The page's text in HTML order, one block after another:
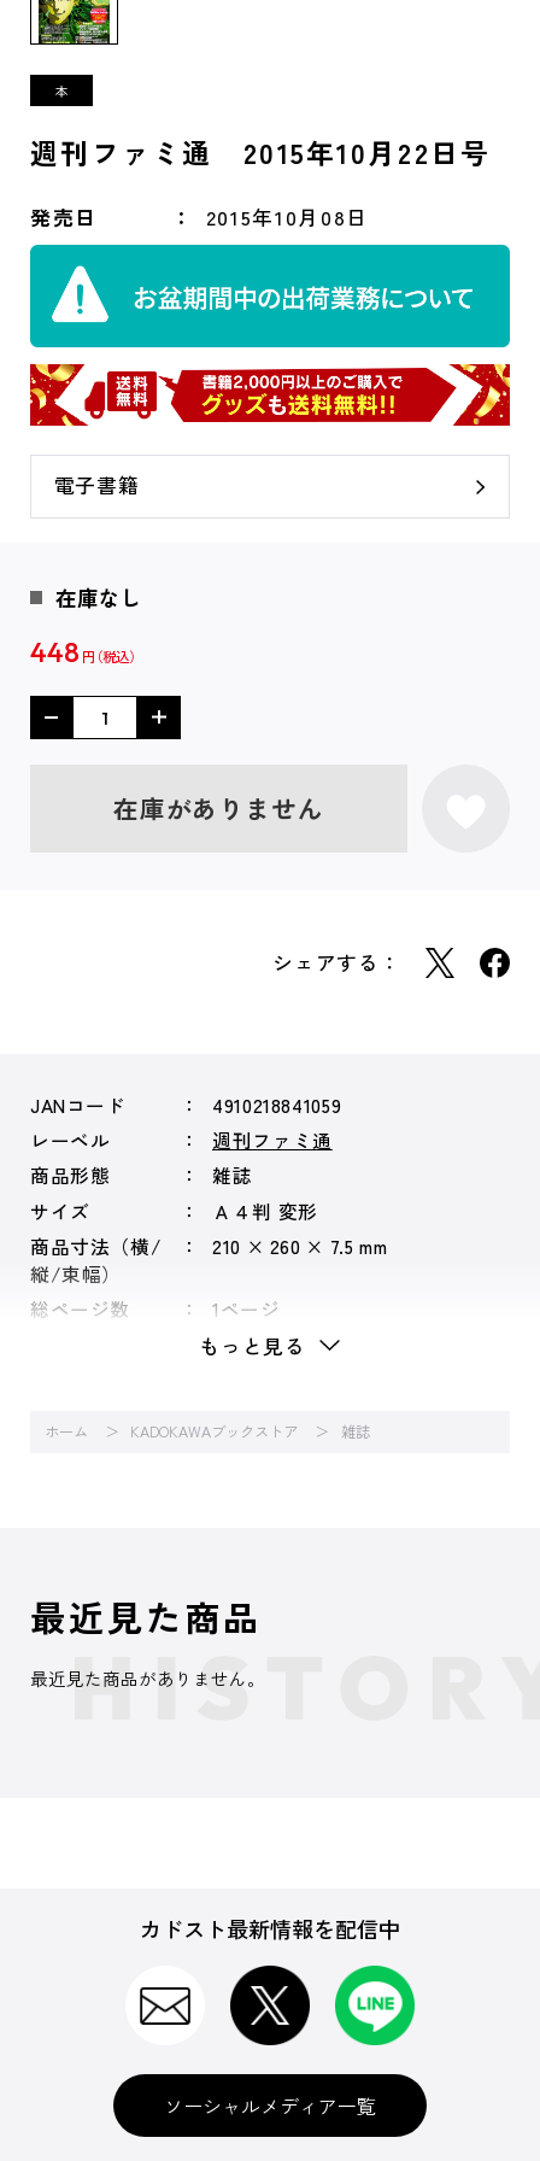
週刊ファミ通 2015年10月22日号
発売日 2015年10月08日
電子書籍
在庫なし
448 円
在庫がありません
シェアする：
JANコード
4910218841059
レーベル
週刊ファミ通
商品形態
雑誌
サイズ
Ａ４判 変形
商品寸法（横/
縦/束幅）
210 × 260 × 7.5 mm
総ページ数 1ページ
もっと見る
ホーム KADOKAWAブックストア 雑誌
最近見た商品
最近見た商品がありません。
カドスト最新情報を配信中
ソーシャルメディア一覧